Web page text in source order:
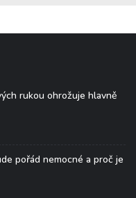
rukou ohrožuje hlavně
pořád nemocné a proč je